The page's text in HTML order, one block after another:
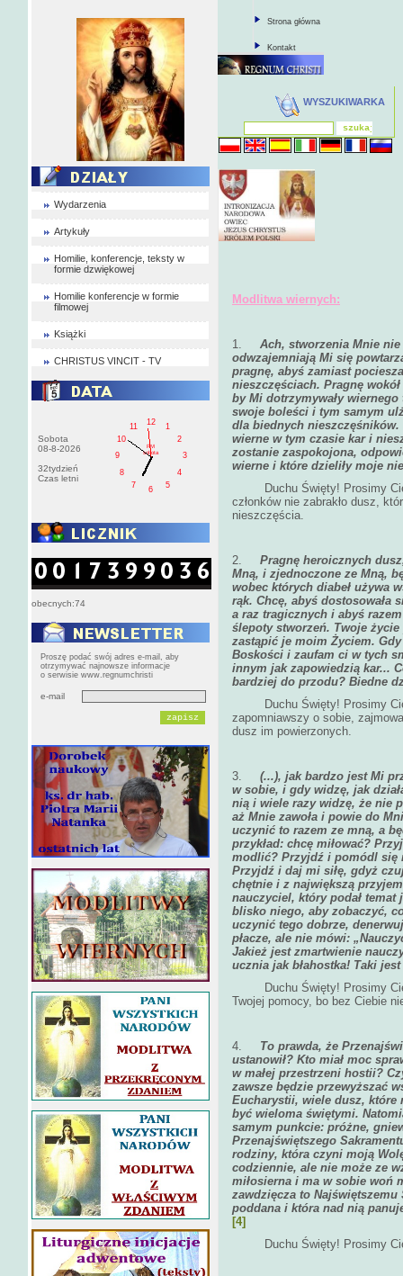
Wydarzenia
Artykuły
Homilie, konferencje, teksty w
formie dzwiękowej
Homilie konferencje w formie
filmowej
Książki
CHRISTUS VINCIT - TV
Sobota
08-8-2026
32tydzień
Czas letni
1
2
3
4
5
6
7
8
9
10
11
12
PM
sobota
obecnych:74
Proszę podać swój adres e-mail, aby
otrzymywać najnowsze informacje
o serwisie www.regnumchristi
e-mail
Strona główna
Kontakt
WYSZUKIWARKA
Modlitwa wiernych:
1. Ach, stworzenia Mnie
odwzajemniają Mi się
pragnę, abyś zamiast
nieszczęściach. Pragnę
by Mi dotrzymywały
swoje boleści i tym samym
dla biednych
wierne w tym czasie kar i
zostanie zaspokojona,
wierne i które dzieliły moje
Duchu Święty! Prosimy Cię
członków nie zabrakło dusz,
nieszczęścia.
2. Pragnę heroicznych
Mną, i zjednoczone ze Mną,
wobec których diabeł używa
rąk. Chcę, abyś dostosowała
a raz tragicznych i abyś
ślepoty stworzeń. Twoje
zastąpić je moim Życiem.
Boskości i zaufam ci w tych
innym jak zapowiedzią kar...
bardziej do przodu? Biedne
Duchu Święty! Prosimy Cię
zapomniawszy o sobie,
dusz im powierzonych.
3. (...), jak bardzo jest Mi
w sobie, i gdy widzę, jak
nią i wiele razy widzę, że nie
aż Mnie zawoła i powie do
uczynić to razem ze mną, a
przykład: chcę miłować?
modlić? Przyjdź i pomódl się
Przyjdź i daj mi siłę, gdyż
chętnie i z największą
nauczyciel, który podał
blisko niego, aby zobaczyć,
uczynić tego dobrze,
płacze, ale nie mówi:
Jakież jest zmartwienie
ucznia jak błahostka! Taki
Duchu Święty! Prosimy Cię
Twojej pomocy, bo bez Ciebie
4. To prawda, że
ustanowił? Kto miał moc
w małej przestrzeni hostii?
zawsze będzie przewyższać
Eucharystii, wiele dusz,
być wieloma świętymi.
samym punkcie: próżne,
Przenajświętszego
rodziny, która czyni moją
codziennie, ale nie może ze
miłosierna i ma w sobie woń
zawdzięcza to
poddana i która nad nią
[4]
Duchu Święty! Prosimy Cię o